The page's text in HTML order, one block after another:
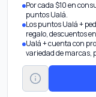
Por cada $10 en
puntos Ualá.
Los puntos Ualá +
regalo, descuentos
Ualá + cuenta con
variedad de marcas,